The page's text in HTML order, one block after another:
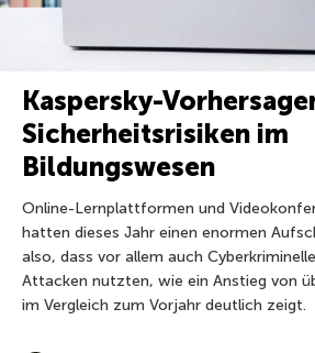
Kaspersky-
Sicherheitsrisiken im
Bildungswesen
Online-Lernplattformen und
hatten dieses Jahr einen enormen
also, dass vor allem auch
Attacken nutzten, wie ein Anstieg von
im Vergleich zum Vorjahr deutlich zeigt.